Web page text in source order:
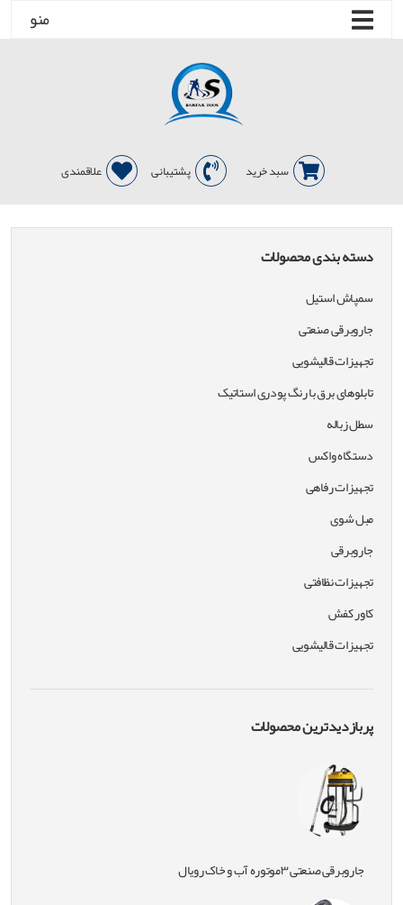
منو
سبد خرید پشتیبانی علاقمندی
دسته بندی محصولات
سمپاش استیل
جاروبرقی صنعتی
تجهیزات قالیشویی
تابلوهای برق با رنگ پودری استاتیک
سطل زباله
دستگاه واکس
تجهیزات رفاهی
مبل شوی
جاروبرقی
تجهیزات نظافتی
کاور کفش
تجهیزات قالیشویی
پربازدیدترین محصولات
جاروبرقی صنعتی ۳موتوره آب و خاک رویال